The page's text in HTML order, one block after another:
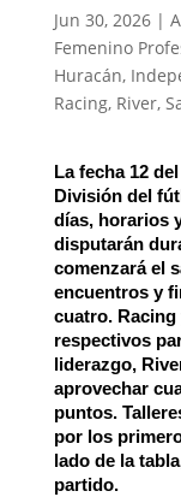
Jun 30, 2026|
Femenino
Huracán,
Racing, River,
La fecha 12
División del
días, horarios
disputarán
comenzará el
encuentros y
cuatro. Racing
respectivos
liderazgo,
aprovechar
puntos.
por los
lado de la
partido.